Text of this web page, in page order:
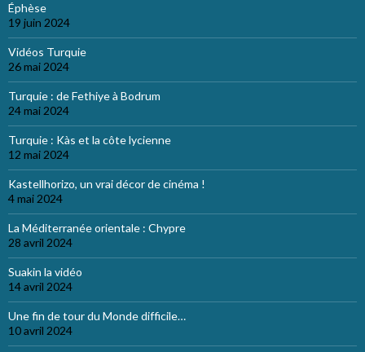
Éphèse
19 juin 2024
Vidéos Turquie
26 mai 2024
Turquie : de Fethiye à Bodrum
24 mai 2024
Turquie : Kàs et la côte lycienne
12 mai 2024
Kastellhorizo, un vrai décor de cinéma !
4 mai 2024
La Méditerranée orientale : Chypre
28 avril 2024
Suakin la vidéo
14 avril 2024
Une fin de tour du Monde difficile…
10 avril 2024